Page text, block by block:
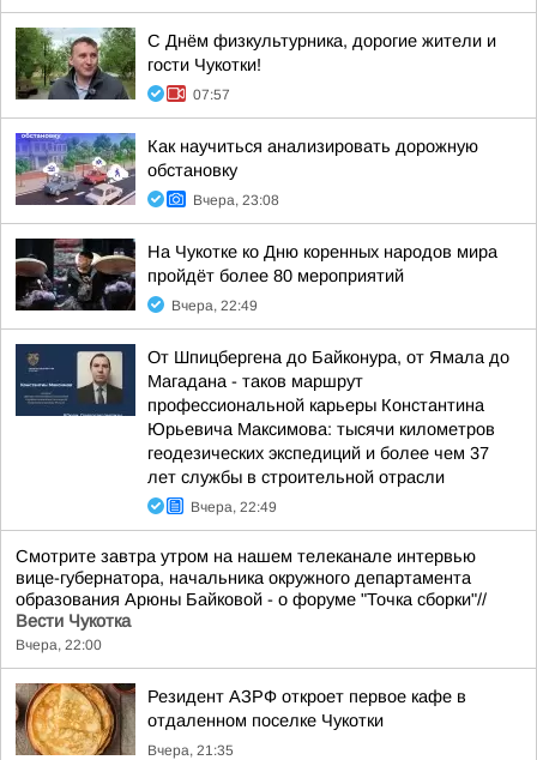
С Днём физкультурника, дорогие жители и
гости Чукотки!
07:57
Как научиться анализировать дорожную
обстановку
Вчера, 23:08
На Чукотке ко Дню коренных народов мира
пройдёт более 80 мероприятий
Вчера, 22:49
От Шпицбергена до Байконура, от Ямала до
Магадана - таков маршрут
профессиональной карьеры Константина
Юрьевича Максимова: тысячи километров
геодезических экспедиций и более чем 37
лет службы в строительной отрасли
Вчера, 22:49
Смотрите завтра утром на нашем телеканале интервью
вице-губернатора, начальника окружного департамента
образования Арюны Байковой - о форуме "Точка сборки"//
Вести Чукотка
Вчера, 22:00
Резидент АЗРФ откроет первое кафе в
отдаленном поселке Чукотки
Вчера, 21:35